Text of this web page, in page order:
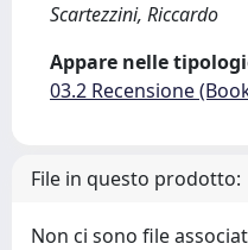
Scartezzini, Riccardo
Appare nelle
03.2 Recensione
File in questo prodotto:
Non ci sono file